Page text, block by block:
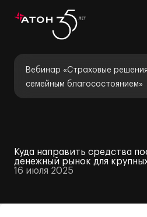
Вебинар «Страховые
семейным благосостоянием»
Куда направить средства
денежный рынок для
16 июля 2025